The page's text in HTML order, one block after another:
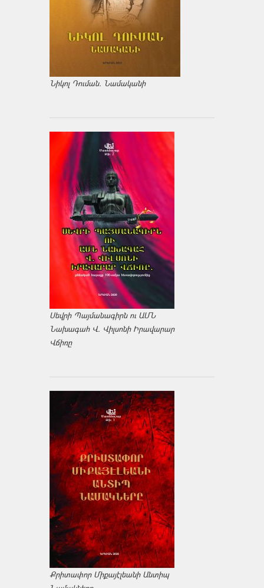
Նիկոլ Դուման. Նամականի
Սեվրի Պայմանագիրն ու ԱՄՆ
Նախագահ Վ. Վիլսոնի Իրավարար
Վճիռը
Քրիտափոր Միքայէլեանի Անտիպ